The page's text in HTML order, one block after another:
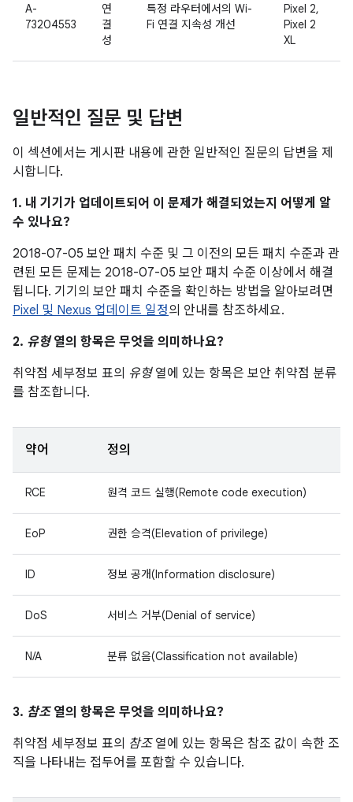
A-
73204553
연
결
성
특정 라우터에서의 Wi-
Fi 연결 지속성 개선
Pixel 2,
Pixel 2
XL
일반적인 질문 및 답변
이 섹션에서는 게시판 내용에 관한 일반적인 질문의 답변을 제
시합니다.
1. 내 기기가 업데이트되어 이 문제가 해결되었는지 어떻게 알
수 있나요?
2018-07-05 보안 패치 수준 및 그 이전의 모든 패치 수준과 관
련된 모든 문제는 2018-07-05 보안 패치 수준 이상에서 해결
됩니다. 기기의 보안 패치 수준을 확인하는 방법을 알아보려면
Pixel 및 Nexus 업데이트 일정의 안내를 참조하세요.
2. 유형열의 항목은 무엇을 의미하나요?
취약점 세부정보 표의 유형열에 있는 항목은 보안 취약점 분류
를 참조합니다.
약어 정의
RCE 원격 코드 실행(Remote code execution)
EoP 권한 승격(Elevation of privilege)
ID 정보 공개(Information disclosure)
DoS 서비스 거부(Denial of service)
N/A 분류 없음(Classification not available)
3. 참조열의 항목은 무엇을 의미하나요?
취약점 세부정보 표의 참조열에 있는 항목은 참조 값이 속한 조
직을 나타내는 접두어를 포함할 수 있습니다.